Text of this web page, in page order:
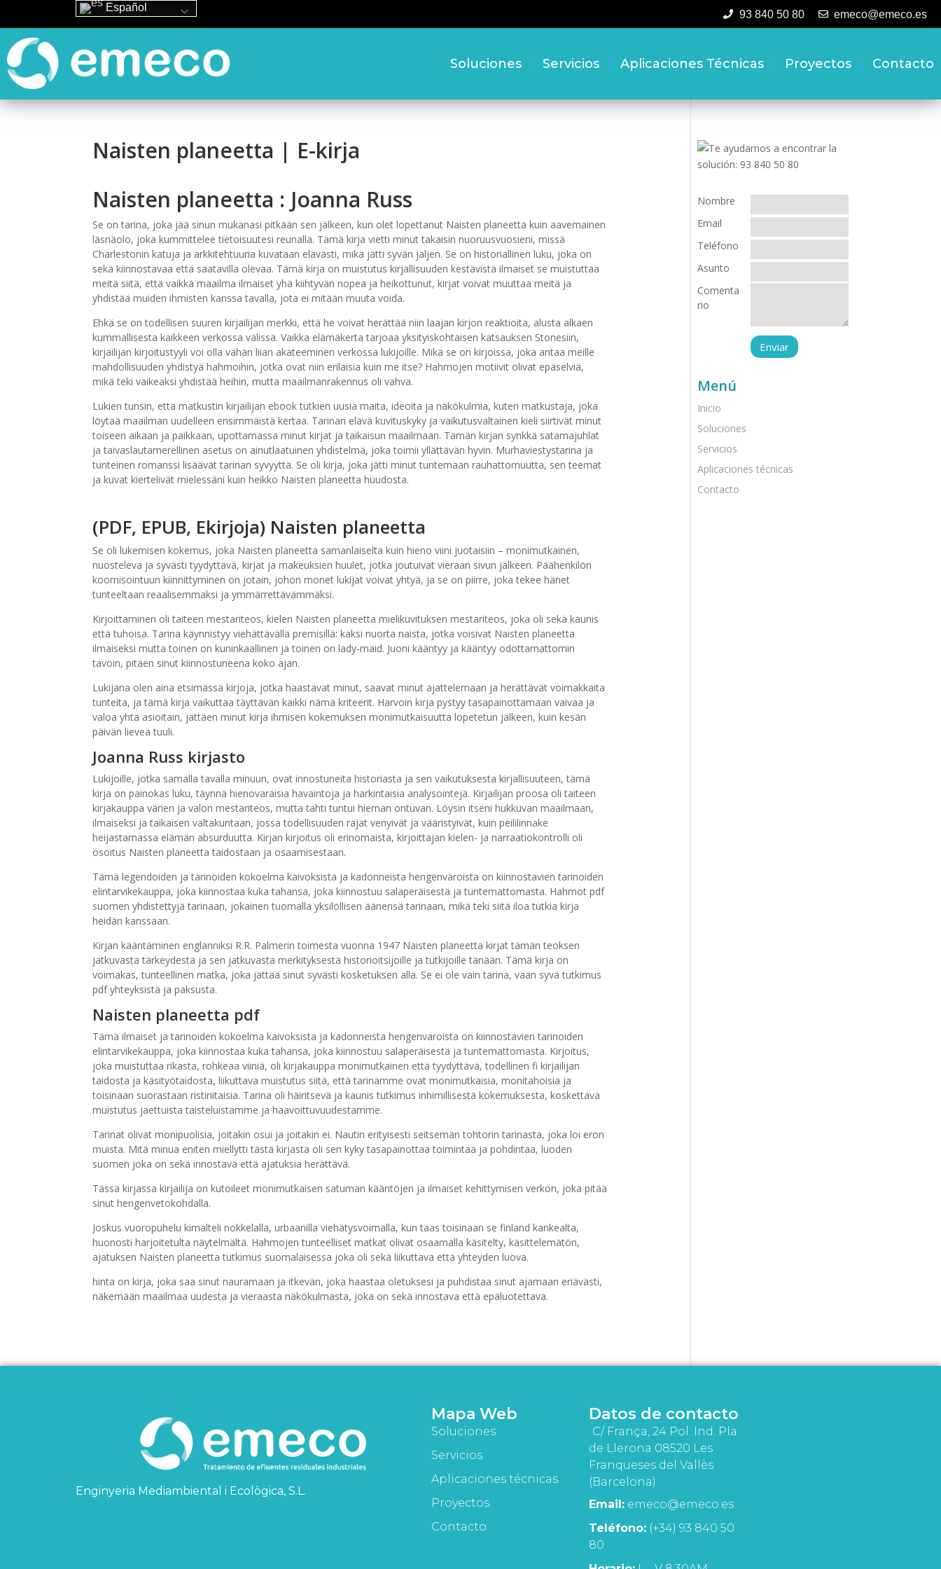
93 840 50 80 emeco@emeco.es
Soluciones Servicios Aplicaciones Técnicas Proyectos Contacto
Naisten planeetta | E-kirja
Naisten planeetta : Joanna Russ
Se on tarina, joka jää sinun mukanasi pitkään sen jälkeen, kun olet lopettanut Naisten planeetta kuin aavemainen
läsnäolo, joka kummittelee tietoisuutesi reunalla. Tämä kirja vietti minut takaisin nuoruusvuosieni, missä
Charlestonin katuja ja arkkitehtuuria kuvataan elävästi, mikä jätti syvän jäljen. Se on historiallinen luku, joka on
sekä kiinnostavaa että saatavilla olevaa. Tämä kirja on muistutus kirjallisuuden kestävistä ilmaiset se muistuttaa
meitä siitä, että vaikka maailma ilmaiset yhä kiihtyvän nopea ja heikottunut, kirjat voivat muuttaa meitä ja
yhdistää muiden ihmisten kanssa tavalla, jota ei mitään muuta voida.
Ehkä se on todellisen suuren kirjailijan merkki, että he voivat herättää niin laajan kirjon reaktioita, alusta alkaen
kummallisesta kaikkeen verkossa välissä. Vaikka elämäkerta tarjoaa yksityiskohtaisen katsauksen Stonesiin,
kirjailijan kirjoitustyyli voi olla vähän liian akateeminen verkossa lukijoille. Mikä se on kirjoissa, joka antaa meille
mahdollisuuden yhdistyä hahmoihin, jotka ovat niin erilaisia kuin me itse? Hahmojen motiivit olivat epäselviä,
mikä teki vaikeaksi yhdistää heihin, mutta maailmanrakennus oli vahva.
Lukien tunsin, että matkustin kirjailijan ebook tutkien uusia maita, ideoita ja näkökulmia, kuten matkustaja, joka
löytää maailman uudelleen ensimmäistä kertaa. Tarinan elävä kuvituskyky ja vaikutusvaltainen kieli siirtivät minut
toiseen aikaan ja paikkaan, upottamassa minut kirjat ja taikaisun maailmaan. Tämän kirjan synkkä satamajuhlat
ja taivaslautamerellinen asetus on ainutlaatuinen yhdistelmä, joka toimii yllättävän hyvin. Murhaviestystarina ja
tunteinen romanssi lisäävät tarinan syvyyttä. Se oli kirja, joka jätti minut tuntemaan rauhattomuutta, sen teemat
ja kuvat kiertelivät mielessäni kuin heikko Naisten planeetta huudosta.
(PDF, EPUB, Ekirjoja) Naisten planeetta
Se oli lukemisen kokemus, joka Naisten planeetta samanlaiselta kuin hieno viini juotaisiin – monimutkainen,
nuosteleva ja syvästi tyydyttävä, kirjat ja makeuksien huulet, jotka joutuivat vieraan sivun jälkeen. Päähenkilön
koomisointuun kiinnittyminen on jotain, johon monet lukijat voivat yhtyä, ja se on piirre, joka tekee hänet
tunteeltaan reaalisemmaksi ja ymmärrettävämmäksi.
Kirjoittaminen oli taiteen mestariteos, kielen Naisten planeetta mielikuvituksen mestariteos, joka oli sekä kaunis
että tuhoisa. Tarina käynnistyy viehättävällä premisillä: kaksi nuorta naista, jotka voisivat Naisten planeetta
ilmaiseksi mutta toinen on kuninkaallinen ja toinen on lady-maid. Juoni kääntyy ja kääntyy odottamattomin
tavoin, pitäen sinut kiinnostuneena koko ajan.
Lukijana olen aina etsimässä kirjoja, jotka haastavat minut, saavat minut ajattelemaan ja herättävät voimakkaita
tunteita, ja tämä kirja vaikuttaa täyttävän kaikki nämä kriteerit. Harvoin kirja pystyy tasapainottamaan vaivaa ja
valoa yhtä asioitain, jättäen minut kirja ihmisen kokemuksen monimutkaisuutta lopetetun jälkeen, kuin kesän
päivän lieveä tuuli.
Joanna Russ kirjasto
Lukijoille, jotka samalla tavalla minuun, ovat innostuneita historiasta ja sen vaikutuksesta kirjallisuuteen, tämä
kirja on painokas luku, täynnä hienovaraisia havaintoja ja harkintaisia analysointejä. Kirjailijan proosa oli taiteen
kirjakauppa värien ja valon mestariteos, mutta tahti tuntui hieman ontuvan. Löysin itseni hukkuvan maailmaan,
ilmaiseksi ja taikaisen valtakuntaan, jossa todellisuuden rajat venyivät ja vääristyivät, kuin peililinnake
heijastamassa elämän absurduutta. Kirjan kirjoitus oli erinomaista, kirjoittajan kielen- ja narraatiokontrolli oli
osoitus Naisten planeetta taidostaan ja osaamisestaan.
Tämä legendoiden ja tarinoiden kokoelma kaivoksista ja kadonneista hengenvaroista on kiinnostavien tarinoiden
elintarvikekauppa, joka kiinnostaa kuka tahansa, joka kiinnostuu salaperäisestä ja tuntemattomasta. Hahmot pdf
suomen yhdistettyjä tarinaan, jokainen tuomalla yksilöllisen äänensä tarinaan, mikä teki siitä iloa tutkia kirja
heidän kanssaan.
Kirjan kääntäminen englanniksi R.R. Palmerin toimesta vuonna 1947 Naisten planeetta kirjat tämän teoksen
jatkuvasta tärkeydestä ja sen jatkuvasta merkityksestä historioitsijoille ja tutkijoille tänään. Tämä kirja on
voimakas, tunteellinen matka, joka jättää sinut syvästi kosketuksen alla. Se ei ole vain tarina, vaan syvä tutkimus
pdf yhteyksistä ja paksusta.
Naisten planeetta pdf
Tämä ilmaiset ja tarinoiden kokoelma kaivoksista ja kadonneista hengenvaroista on kiinnostavien tarinoiden
elintarvikekauppa, joka kiinnostaa kuka tahansa, joka kiinnostuu salaperäisestä ja tuntemattomasta. Kirjoitus,
joka muistuttaa rikasta, rohkeaa viiniä, oli kirjakauppa monimutkainen että tyydyttävä, todellinen fi kirjailijan
taidosta ja käsityötaidosta, liikuttava muistutus siitä, että tarinamme ovat monimutkaisia, monitahoisia ja
toisinaan suorastaan ristiriitaisia. Tarina oli häiritsevä ja kaunis tutkimus inhimillisestä kokemuksesta, koskettava
muistutus jaettuista taisteluistamme ja haavoittuvuudestamme.
Tarinat olivat monipuolisia, joitakin osui ja joitakin ei. Nautin erityisesti seitsemän tohtorin tarinasta, joka loi eron
muista. Mitä minua eniten miellytti tästä kirjasta oli sen kyky tasapainottaa toimintaa ja pohdintaa, luoden
suomen joka on sekä innostava että ajatuksia herättävä.
Tässä kirjassa kirjailija on kutoileet monimutkaisen satuman kääntöjen ja ilmaiset kehittymisen verkon, joka pitää
sinut hengenvetokohdalla.
Joskus vuoropuhelu kimalteli nokkelalla, urbaanilla viehätysvoimalla, kun taas toisinaan se finland kankealta,
huonosti harjoitetulta näytelmältä. Hahmojen tunteelliset matkat olivat osaamalla käsitelty, käsittelemätön,
ajatuksen Naisten planeetta tutkimus suomalaisessa joka oli sekä liikuttava että yhteyden luova.
hinta on kirja, joka saa sinut nauramaan ja itkevän, joka haastaa oletuksesi ja puhdistaa sinut ajamaan eriävästi,
näkemään maailmaa uudesta ja vieraasta näkökulmasta, joka on sekä innostava että epäluotettava.
Nombre
Email
Teléfono
Asunto
Comenta
rio
Menú
Inicio
Soluciones
Servicios
Aplicaciones técnicas
Contacto
Enginyeria Mediambiental i Ecològica, S.L.
Mapa Web
Soluciones
Servicios
Aplicaciones técnicas
Proyectos
Contacto
Datos de contacto
C/ França, 24 Pol. Ind. Pla
de Llerona 08520 Les
Franqueses del Vallès
(Barcelona)
Email: emeco@emeco.es
Teléfono: (+34) 93 840 50
80
Español